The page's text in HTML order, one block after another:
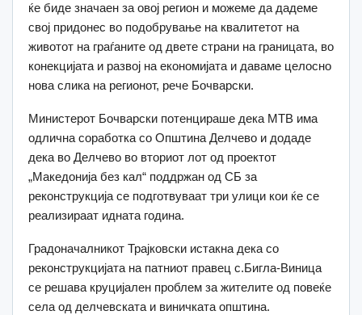
ќе биде значаен за овој регион и можеме да дадеме
свој придонес во подобрување на квалитетот на
животот на граѓаните од двете страни на границата, во
конекцијата и развој на економијата и даваме целосно
нова слика на регионот, рече Бочварски.
Министерот Бочварски потенцираше дека МТВ има
одлична соработка со Општина Делчево и додаде
дека во Делчево во вториот лот од проектот
„Македонија без кал“ поддржан од СБ за
реконструкција се подготвуваат три улици кои ќе се
реализираат идната година.
Градоначалникот Трајковски истакна дека со
реконструкцијата на патниот правец с.Бигла-Виница
се решава круцијален проблем за жителите од повеќе
села од делчевската и виничката општина.